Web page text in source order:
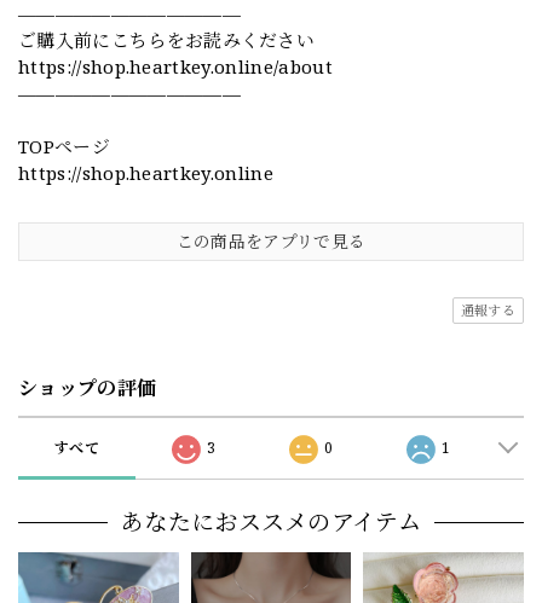
————————————
ご購入前にこちらをお読みください
https://shop.heartkey.online/about
————————————
TOPページ
https://shop.heartkey.online
この商品をアプリで見る
通報する
ショップの評価
すべて 3 0 1
あなたにおススメのアイテム